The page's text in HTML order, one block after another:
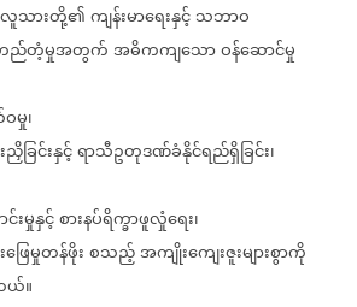
လူသားတို့၏ကျန်းမာရေးနှင့်သဘာဝ
ည်တံ့မှုအတွက်အဓိကကျသောဝန်ဆောင်မှု
မှု၊
ခြင်းနှင့်ရာသီဥတုဒဏ်ခံနိုင်ရည်ရှိခြင်း၊
းမှုနှင့်စားနပ်ရိက္ခာဖူလှုံရေး၊
ြေမှုတန်ဖိုးစသည့်အကျိုးကျေးဇူးများစွာကို
ယ်။